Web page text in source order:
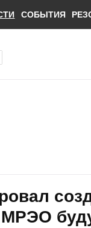
СОБЫТИЯ